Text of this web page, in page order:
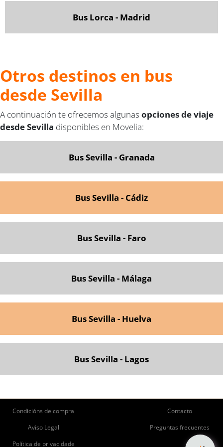
Bus Lorca - Madrid
Otros destinos en bus
desde Sevilla
A continuación te ofrecemos algunas opciones de viaje
desde Sevilla disponibles en Movelia:
Bus Sevilla - Granada
Bus Sevilla - Cádiz
Bus Sevilla - Faro
Bus Sevilla - Málaga
Bus Sevilla - Huelva
Bus Sevilla - Lagos
Condicións de compra
Aviso Legal
Política de privacidade
Contacto
Preguntas frecuentes